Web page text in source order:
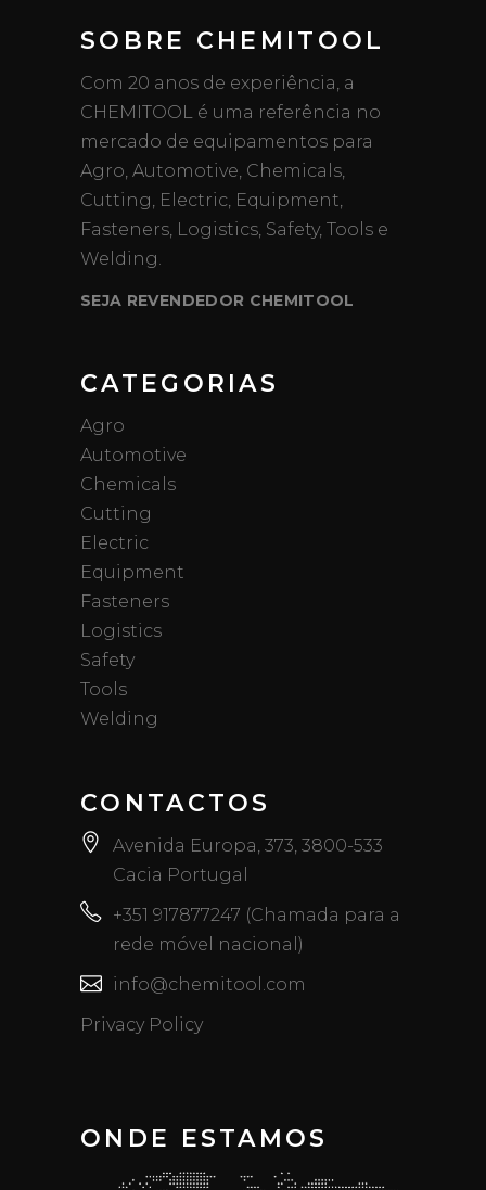
SOBRE CHEMITOOL
Com 20 anos de experiência, a
CHEMITOOL é uma referência no
mercado de equipamentos para
Agro, Automotive, Chemicals,
Cutting, Electric, Equipment,
Fasteners, Logistics, Safety, Tools e
Welding.
SEJA REVENDEDOR CHEMITOOL
CATEGORIAS
Agro
Automotive
Chemicals
Cutting
Electric
Equipment
Fasteners
Logistics
Safety
Tools
Welding
CONTACTOS
Avenida Europa, 373, 3800-533
Cacia Portugal
+351 917877247 (Chamada para a
rede móvel nacional)
info@chemitool.com
Privacy Policy
ONDE ESTAMOS